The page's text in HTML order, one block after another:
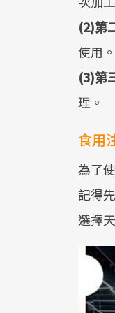
(2)第
使用。
(3)第
理。
食用
為了
記得
選擇